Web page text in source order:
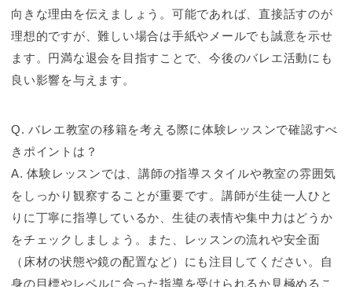
向きな理由を伝えましょう。可能であれば、直接話すのが
理想的ですが、難しい場合は手紙やメールでも誠意を示せ
ます。円満な退会を目指すことで、今後のバレエ活動にも
良い影響を与えます。
Q. バレエ教室の移籍を考える際に体験レッスンで確認すべ
きポイントは？
A. 体験レッスンでは、講師の指導スタイルや教室の雰囲気
をしっかり観察することが重要です。講師が生徒一人ひと
りに丁寧に指導しているか、生徒の表情や集中力はどうか
をチェックしましょう。また、レッスンの流れや安全面
（床材の状態や鏡の配置など）にも注目してください。自
身の目標やレベルに合った指導を受けられるか見極めるこ